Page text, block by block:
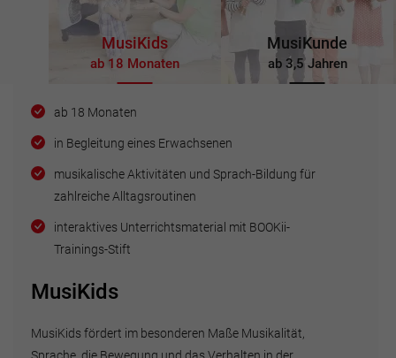
MusiKids
ab 18 Monaten
MusiKunde
ab 3,5 Jahren
ab 18 Monaten
in Begleitung eines Erwachsenen
musikalische Aktivitäten und Sprach-Bildung für
zahlreiche Alltagsroutinen
interaktives Unterrichtsmaterial mit BOOKii-
Trainings-Stift
MusiKids
MusiKids fördert im besonderen Maße Musikalität,
Sprache, die Bewegung und das Verhalten in der